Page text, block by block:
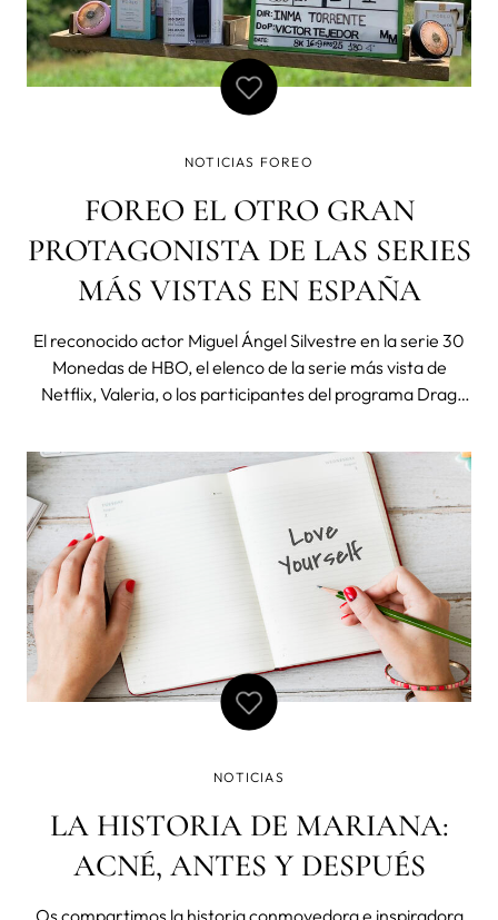
NOTICIAS FOREO
FOREO EL OTRO GRAN
PROTAGONISTA DE LAS SERIES
MÁS VISTAS EN ESPAÑA
El reconocido actor Miguel Ángel Silvestre en la serie 30
Monedas de HBO, el elenco de la serie más vista de
Netflix, Valeria, o los participantes del programa Drag
cautivados por los dispositivos de FOREO tanto dentro
como fuera de las panta
NOTICIAS
LA HISTORIA DE MARIANA:
ACNÉ, ANTES Y DESPUÉS